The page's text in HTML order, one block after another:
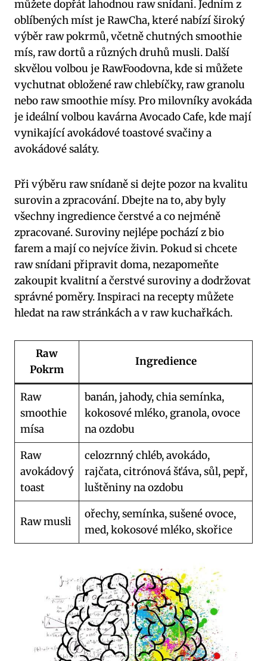
můžete dopřát lahodnou raw snídani. Jedním z
oblíbených míst je RawCha, které nabízí široký
výběr raw pokrmů, včetně chutných smoothie
mís, raw dortů a různých druhů musli. Další
skvělou volbou je RawFoodovna, kde si můžete
vychutnat obložené raw chlebíčky, raw granolu
nebo raw smoothie mísy. Pro milovníky avokáda
je ideální volbou kavárna Avocado Cafe, kde mají
vynikající avokádové toastové svačiny a
avokádové saláty.
Při výběru raw snídaně si dejte pozor na kvalitu
surovin a zpracování. Dbejte na to, aby byly
všechny ingredience čerstvé a co nejméně
zpracované. Suroviny nejlépe pochází z bio
farem a mají co nejvíce živin. Pokud si chcete
raw snídani připravit doma, nezapomeňte
zakoupit kvalitní a čerstvé suroviny a dodržovat
správné poměry. Inspiraci na recepty můžete
hledat na raw stránkách a v raw kuchařkách.
Raw
Pokrm
Ingredience
Raw
smoothie
mísa
banán, jahody, chia semínka,
kokosové mléko, granola, ovoce
na ozdobu
Raw
avokádový
toast
celozrnný chléb, avokádo,
rajčata, citrónová šťáva, sůl, pepř,
luštěniny na ozdobu
Raw musli
ořechy, semínka, sušené ovoce,
med, kokosové mléko, skořice